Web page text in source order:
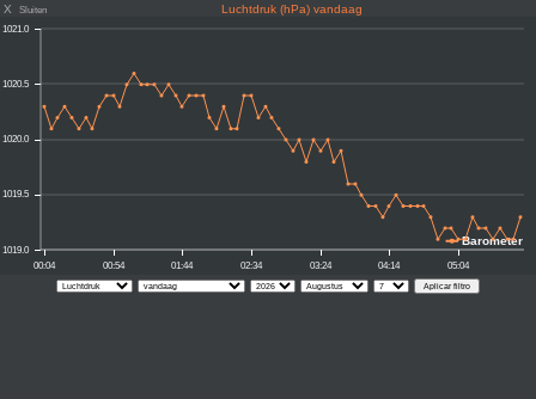
X Sluiten Luchtdruk (hPa) vandaag